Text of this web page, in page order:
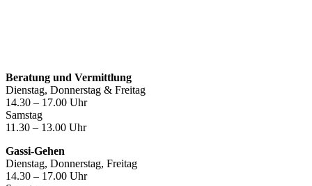
Beratung und Vermittlung
Dienstag, Donnerstag & Freitag
14.30 – 17.00 Uhr
Samstag
11.30 – 13.00 Uhr
Gassi-Gehen
Dienstag, Donnerstag, Freitag
14.30 – 17.00 Uhr